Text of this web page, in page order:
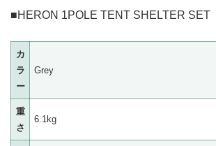
■HERON 1POLE TENT SHELTER SET
カ
ラ
ー
Grey
重
さ
6.1kg